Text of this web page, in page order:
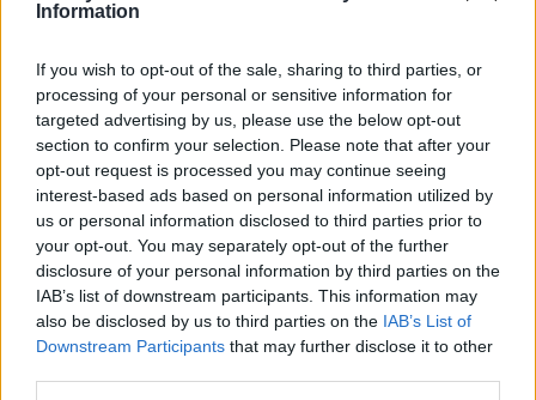
Information
If you wish to opt-out of the sale, sharing to third parties, or
processing of your personal or sensitive information for
targeted advertising by us, please use the below opt-out
section to confirm your selection. Please note that after your
opt-out request is processed you may continue seeing
interest-based ads based on personal information utilized by
us or personal information disclosed to third parties prior to
your opt-out. You may separately opt-out of the further
disclosure of your personal information by third parties on the
IAB’s list of downstream participants. This information may
also be disclosed by us to third parties on the IAB’s List of
Downstream Participants that may further disclose it to other
(119stemmer,
gennemsnit:3,30ud af 5
Hent Ord Kryds